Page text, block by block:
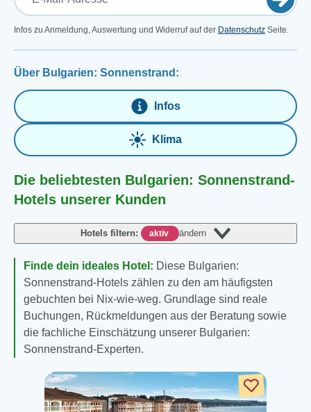
Infos zu Anmeldung, Auswertung und Widerruf auf der Datenschutz Seite.
Über Bulgarien: Sonnenstrand:
Infos
Klima
Die beliebtesten Bulgarien: Sonnenstrand-
Hotels unserer Kunden
Hotels filtern: aktiv ändern
Finde dein ideales Hotel: Diese Bulgarien:
Sonnenstrand-Hotels zählen zu den am häufigsten
gebuchten bei Nix-wie-weg. Grundlage sind reale
Buchungen, Rückmeldungen aus der Beratung sowie
die fachliche Einschätzung unserer Bulgarien:
Sonnenstrand-Experten.